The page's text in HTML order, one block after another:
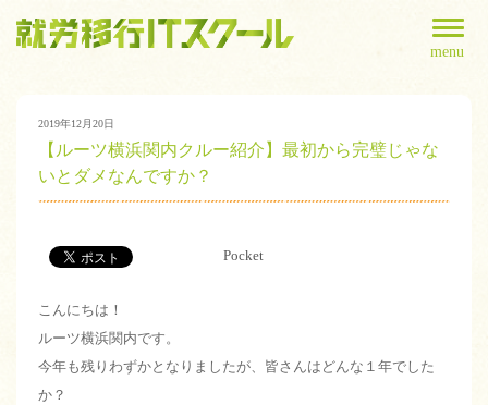
menu
2019年12月20日
【ルーツ横浜関内クルー紹介】最初から完璧じゃな
いとダメなんですか？
Pocket
こんにちは！
ルーツ横浜関内です。
今年も残りわずかとなりましたが、皆さんはどんな１年でした
か？